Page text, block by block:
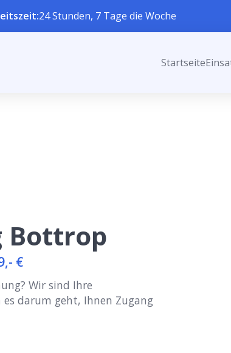
24 Stunden, 7 Tage die Woche
Startseite
Bottrop
€
Wir sind Ihre
darum geht, Ihnen Zugang